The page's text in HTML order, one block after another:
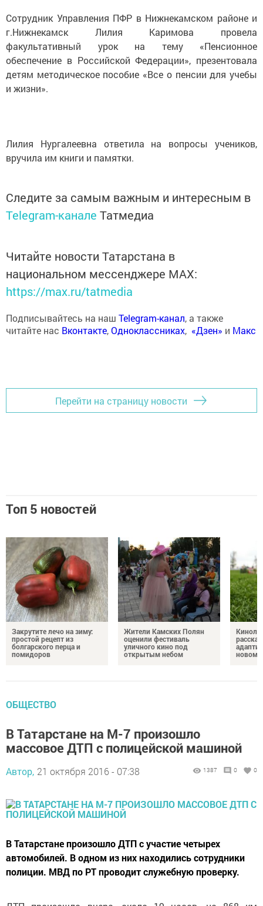
Сотрудник Управления ПФР в Нижнекамском районе и
г.Нижнекамск Лилия Каримова провела
факультативный урок на тему «Пенсионное
обеспечение в Российской Федерации», презентовала
детям методическое пособие «Все о пенсии для учебы
и жизни».
Лилия Нургалеевна ответила на вопросы учеников,
вручила им книги и памятки.
Следите за самым важным и интересным в
Telegram-канале Татмедиа
Читайте новости Татарстана в
национальном мессенджере MАХ:
https://max.ru/tatmedia
Подписывайтесь на наш Telegram-канал, а также
читайте нас Вконтакте,Одноклассниках, «Дзен» и Макс
Перейти на страницу новости
Топ 5 новостей
Закрутите лечо на зиму:
простой рецепт из
болгарского перца и
помидоров
Жители Камских Полян
оценили фестиваль
уличного кино под
открытым небом
ОБЩЕСТВО
В Татарстане на М-7 произошло
массовое ДТП с полицейской машиной
Автор, 21 октября 2016 - 07:38 1387 0 0
В Татарстане произошло ДТП с участие четырех
автомобилей. В одном из них находились сотрудники
полиции. МВД по РТ проводит служебную проверку.